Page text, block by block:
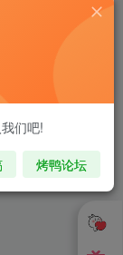
码 多功能的号
们吧!
烤鸭论坛